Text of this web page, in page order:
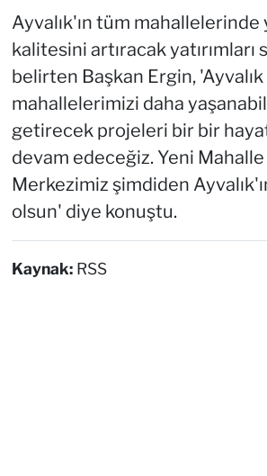
Ayvalık'ın tüm mahallelerinde
kalitesini artıracak
belirten Başkan Ergin,
mahallelerimizi daha
getirecek projeleri bir bir
devam edeceğiz. Yeni
Merkezimiz şimdiden
olsun' diye konuştu.
Kaynak: RSS